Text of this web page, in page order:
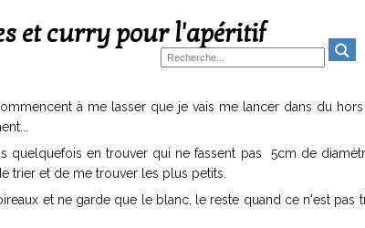
et curry pour l'apéritif
à me lasser que je vais me lancer dans du hors
quelquefois en trouver qui ne fassent pas 5cm de
trier et de me trouver les plus petits.
et ne garde que le blanc, le reste quand ce n'est pas